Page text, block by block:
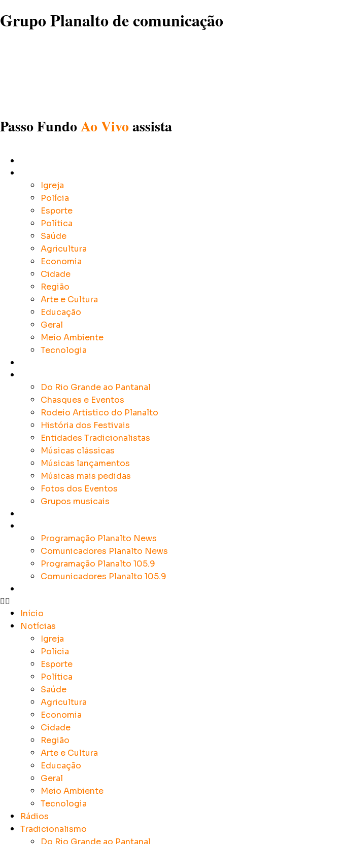
Grupo Planalto de comunicação
Passo FundoAo Vivoassista
Igreja
Polícia
Esporte
Política
Saúde
Agricultura
Economia
Cidade
Região
Arte e Cultura
Educação
Geral
Meio Ambiente
Tecnologia
Do Rio Grande ao Pantanal
Chasques e Eventos
Rodeio Artístico do Planalto
História dos Festivais
Entidades Tradicionalistas
Músicas clássicas
Músicas lançamentos
Músicas mais pedidas
Fotos dos Eventos
Grupos musicais
Programação Planalto News
Comunicadores Planalto News
Programação Planalto 105.9
Comunicadores Planalto 105.9
Início
Notícias
Igreja
Polícia
Esporte
Política
Saúde
Agricultura
Economia
Cidade
Região
Arte e Cultura
Educação
Geral
Meio Ambiente
Tecnologia
Rádios
Tradicionalismo
Do Rio Grande ao Pantanal